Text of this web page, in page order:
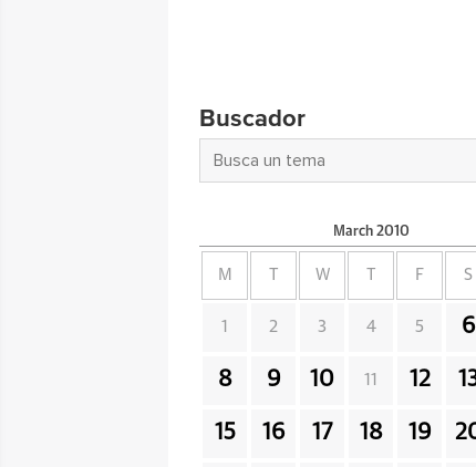
Buscador
March 2010
M W F S
1 2 3 4 5 6
8 9 10 11 12
15 16 17 18 19